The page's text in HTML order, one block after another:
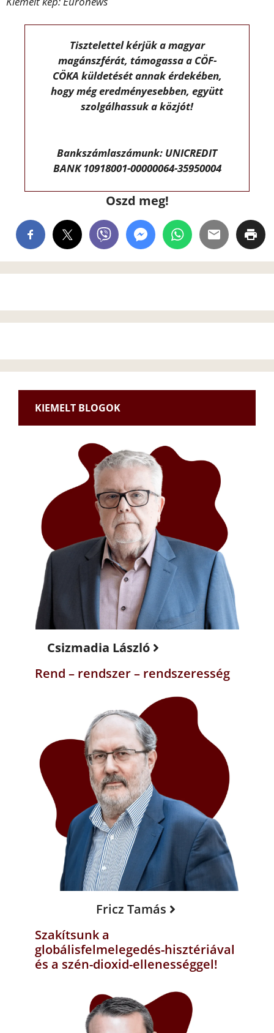
Tisztelettel kérjük a magyar
magánszférát, támogassa a CÖF-
CÖKA küldetését annak érdekében,
hogy még eredményesebben, együtt
szolgálhassuk a közjót!
Bankszámlaszámunk: UNICREDIT
BANK 10918001-00000064-35950004
Oszd meg!
KIEMELT BLOGOK
Csizmadia László
Rend – rendszer – rendszeresség
Fricz Tamás
Szakítsunk a
globálisfelmelegedés-hisztériával
és a szén-dioxid-ellenességgel!